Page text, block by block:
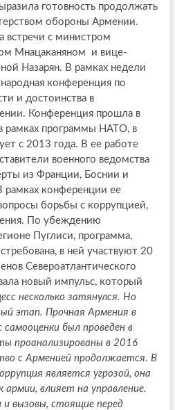
готовность продолжать
обороны Армении.
встречи с министром
Мнацаканяном и вице-
Назарян. В рамках недели
конференция по
и достоинства в
Конференция прошла в
рамках программы НАТО, в
с 2013 года. В ее работе
военного ведомства
из Франции, Боснии и
рамках конференции ее
борьбы с коррупцией,
По убеждению
Пуглиси, программа,
в ней участвуют 20
Североатлантического
новый импульс, который
несколько затянулся. Но
этап. Прочная Армения в
был проведен в
проанализированы в 2016
с Арменией продолжается. В
является угрозой, она
влияет на управление.
вызовы, стоящие перед